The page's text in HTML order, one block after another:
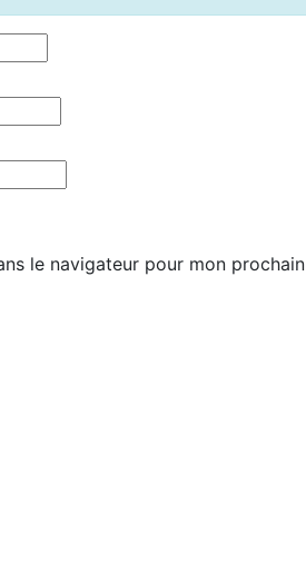
le navigateur pour mon prochain